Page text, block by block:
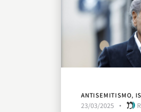
ANTISEMITISMO,
23/03/2025